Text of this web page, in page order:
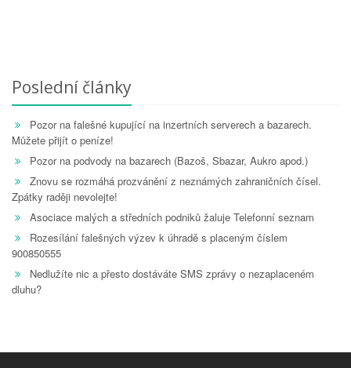
Poslední články
Pozor na falešné kupující na inzertních serverech a bazarech.
Můžete přijít o peníze!
Pozor na podvody na bazarech (Bazoš, Sbazar, Aukro apod.)
Znovu se rozmáhá prozvánění z neznámých zahraničních čísel.
Zpátky raději nevolejte!
Asociace malých a středních podniků žaluje Telefonní seznam
Rozesílání falešných výzev k úhradě s placeným číslem
900850555
Nedlužíte nic a přesto dostáváte SMS zprávy o nezaplaceném
dluhu?